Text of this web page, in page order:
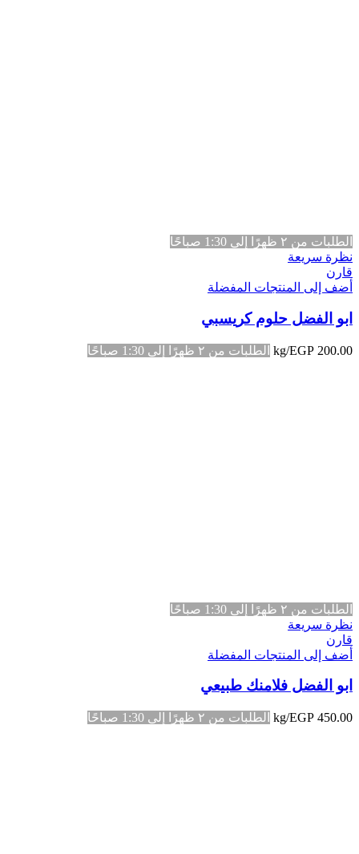
الطلبات من ٢ ظهرًا إلى 1:30 صباحًا
نظرة سريعة
قارن
أضف إلى المنتجات المفضلة
ابو الفضل حلوم كريسبي
EGP 200.00
/kg الطلبات من ٢ ظهرًا إلى 1:30 صباحًا
الطلبات من ٢ ظهرًا إلى 1:30 صباحًا
نظرة سريعة
قارن
أضف إلى المنتجات المفضلة
ابو الفضل فلامنك طبيعي
EGP 450.00
/kg الطلبات من ٢ ظهرًا إلى 1:30 صباحًا